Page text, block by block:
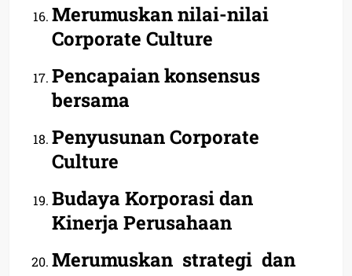
Merumuskan nilai-nilai
Corporate Culture
Pencapaian konsensus
bersama
Penyusunan Corporate
Culture
Budaya Korporasi dan
Kinerja Perusahaan
Merumuskan strategi dan